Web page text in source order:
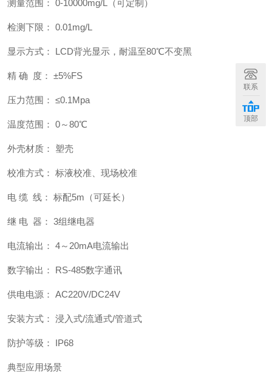
测量范围： 0-10000mg/L（可定制）
检测下限： 0.01mg/L
显示方式： LCD背光显示，耐温至80℃不变黑
精 确 度： ±5%FS
压力范围： ≤0.1Mpa
温度范围： 0～80℃
外壳材质： 塑壳
校准方式： 标液校准、现场校准
电 缆 线： 标配5m（可延长）
继 电 器： 3组继电器
电流输出： 4～20mA电流输出
数字输出： RS-485数字通讯
供电电源： AC220V/DC24V
安装方式： 浸入式/流通式/管道式
防护等级： IP68
典型应用场景
联系
顶部